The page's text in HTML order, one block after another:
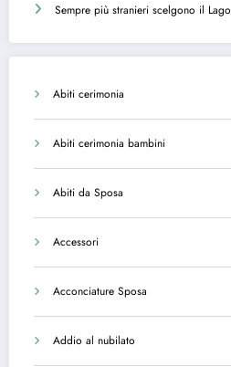
Sempre più stranieri scelgono il
Abiti cerimonia
Abiti cerimonia bambini
Abiti da Sposa
Accessori
Acconciature Sposa
Addio al nubilato